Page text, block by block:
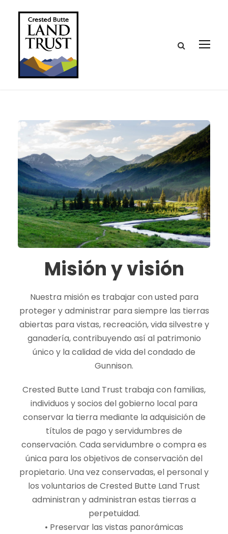
Misión y visión
Nuestra misión es trabajar con usted para
proteger y administrar para siempre las tierras
abiertas para vistas, recreación, vida silvestre y
ganadería, contribuyendo así al patrimonio
único y la calidad de vida del condado de
Gunnison.
Crested Butte Land Trust trabaja con familias,
individuos y socios del gobierno local para
conservar la tierra mediante la adquisición de
títulos de pago y servidumbres de
conservación. Cada servidumbre o compra es
única para los objetivos de conservación del
propietario. Una vez conservadas, el personal y
los voluntarios de Crested Butte Land Trust
administran y administran estas tierras a
perpetuidad.
• Preservar las vistas panorámicas